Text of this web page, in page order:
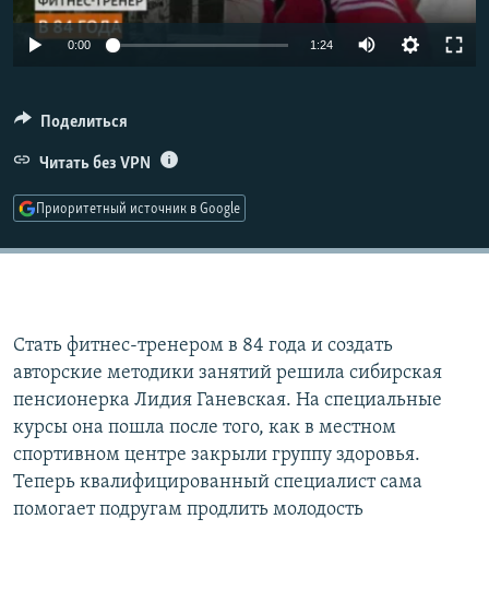
РАСПИСАНИЕ ВЕЩАНИЯ
ПОДПИШИТЕСЬ НА РАССЫЛКУ
СОЦИАЛЬНЫЕ СЕТИ
0:00 1:24
Поделиться
Читать без VPN
Приоритетный источник в Google
Стать фитнес-тренером в 84 года и создать
авторские методики занятий решила сибирская
пенсионерка Лидия Ганевская. На специальные
курсы она пошла после того, как в местном
спортивном центре закрыли группу здоровья.
Теперь квалифицированный специалист сама
помогает подругам продлить молодость